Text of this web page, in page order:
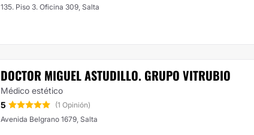
135. Piso 3. Oficina 309, Salta
DOCTOR MIGUEL ASTUDILLO. GRUPO VITRUBIO
Médico estético
5
(1 Opinión)
Avenida Belgrano 1679, Salta